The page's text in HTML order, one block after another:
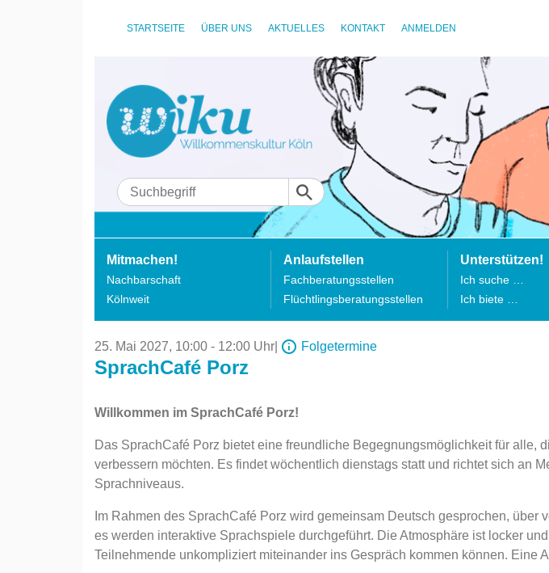
STARTSEITE ÜBER UNS AKTUELLES KONTAKT ANMELDEN
Mitmachen!
Nachbarschaft
Kölnweit
Anlaufstellen
Fachberatungsstellen
Flüchtlingsberatungsstellen
Unterstützen!
Ich suche …
Ich biete …
25. Mai 2027, 10:00 - 12:00 Uhr Folgetermine
SprachCafé Porz
Willkommen im SprachCafé Porz!
Das SprachCafé Porz bietet eine freundliche Begegnungsmöglichkeit für alle,
verbessern möchten. Es findet wöchentlich dienstags statt und richtet sich an
Sprachniveaus.
Im Rahmen des SprachCafé Porz wird gemeinsam Deutsch gesprochen, über
es werden interaktive Sprachspiele durchgeführt. Die Atmosphäre ist locker
Teilnehmende unkompliziert miteinander ins Gespräch kommen können. Eine